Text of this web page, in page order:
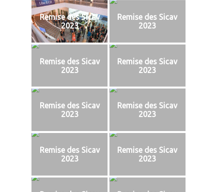
Remise des Sicav
2023
Remise des Sicav
2023
Remise des Sicav
2023
Remise des Sicav
2023
Remise des Sicav
2023
Remise des Sicav
2023
Remise des Sicav
2023
Remise des Sicav
2023